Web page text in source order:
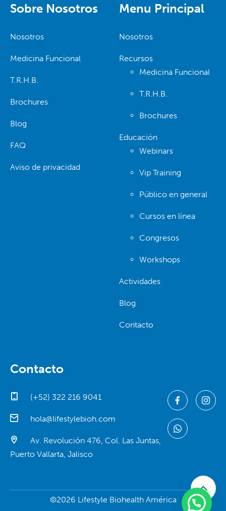
Sobre Nosotros
Nosotros
Medicina Funcional
T.R.H.B.
Brochures
Blog
FAQ
Aviso de privacidad
Menu Principal
Nosotros
Recursos
Medicina Funcional
T.R.H.B.
Brochures
Educación
Webinars
Vip Training
Público en general
Cursos en línea
Congresos
Workshops
Actividades
Blog
Contacto
Contacto
(+52) 322 216 9041
hola@lifestylebioh.com
Av. Revolución 476, Col. Las Juntas,
Puerto Vallarta, Jalisco
©2026 Lifestyle Biohealth América